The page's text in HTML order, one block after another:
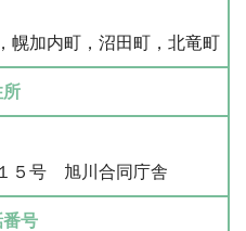
幌加内町，沼田町，北竜町
所
５号 旭川合同庁舎
番号